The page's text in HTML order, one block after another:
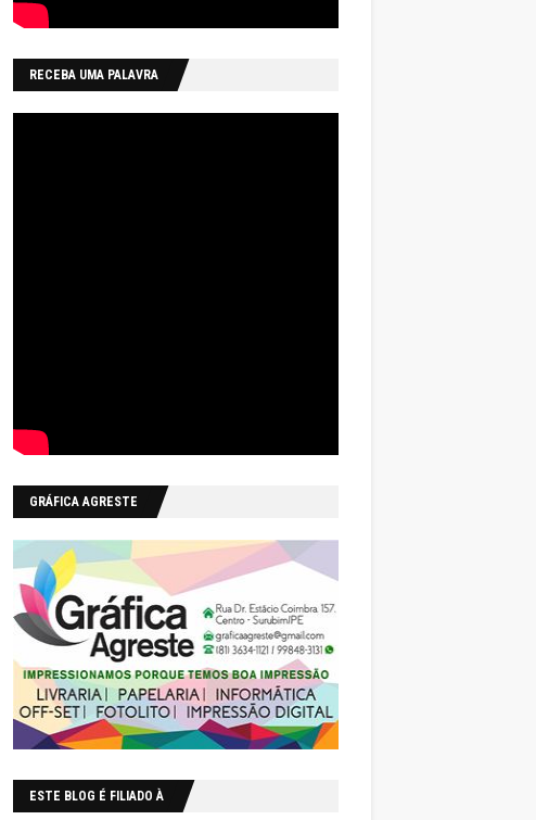
RECEBA UMA PALAVRA
GRÁFICA AGRESTE
ESTE BLOG É FILIADO À